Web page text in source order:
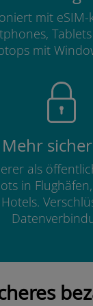
mit
mit
Mehr
als
in
Hotels.